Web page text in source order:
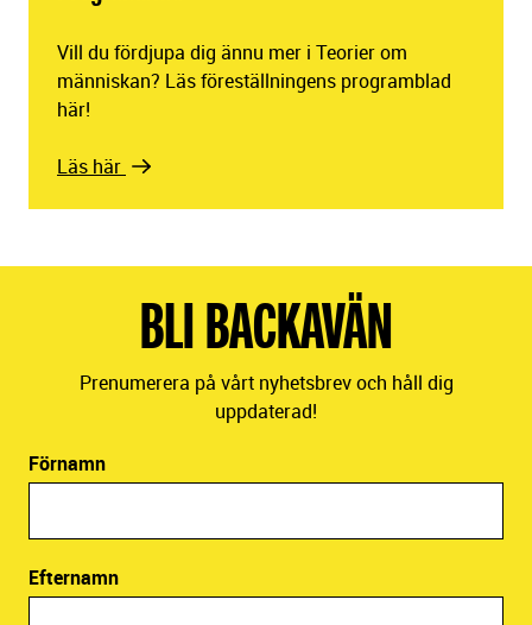
Vill du fördjupa dig ännu mer i Teorier om
människan? Läs föreställningens programblad
här!
Läs här
BLI BACKAVÄN
Prenumerera på vårt nyhetsbrev och håll dig
uppdaterad!
Förnamn
Efternamn